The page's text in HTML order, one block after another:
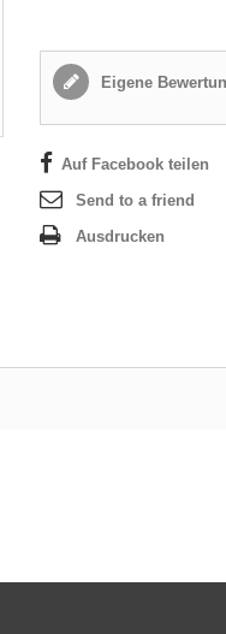
Eigene
Auf Facebook teilen
Send to a friend
Ausdrucken